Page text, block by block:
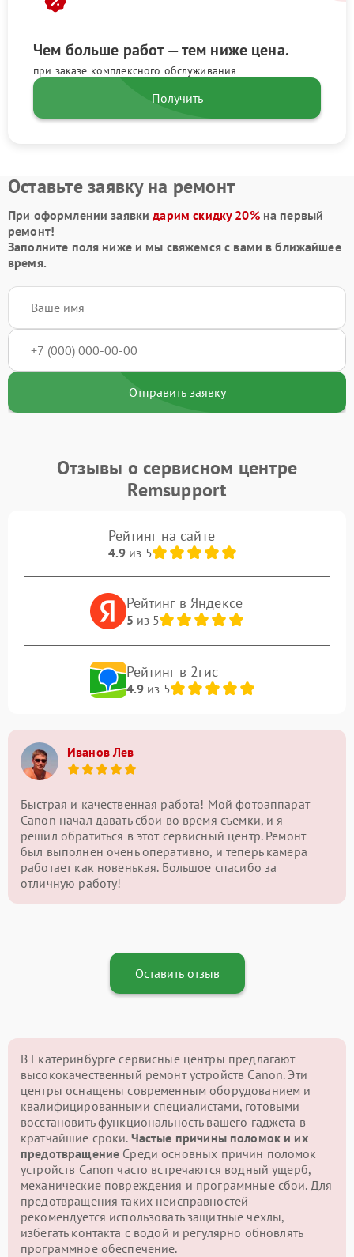
Чем больше работ — тем ниже цена.
при заказе комплексного обслуживания
Получить
Оставьте заявку на ремонт
При оформлении заявкидарим скидку 20%на первый
ремонт!
Заполните поля ниже и мы свяжемся с вами в ближайшее
время.
Отправить заявку
Отзывы о сервисном центре
Remsupport
Рейтинг на сайте
4.9из 5
Рейтинг в Яндексе
5 из 5
Рейтинг в 2гис
4.9из 5
Иванов Лев
Быстрая и качественная работа! Мой фотоаппарат
Canon начал давать сбои во время съемки, и я
решил обратиться в этот сервисный центр. Ремонт
был выполнен очень оперативно, и теперь камера
работает как новенькая. Большое спасибо за
отличную работу!
Оставить отзыв
В Екатеринбурге сервисные центры предлагают
высококачественный ремонт устройств Canon. Эти
центры оснащены современным оборудованием и
квалифицированными специалистами, готовыми
восстановить функциональность вашего гаджета в
кратчайшие сроки. Частые причины поломок и их
предотвращение Среди основных причин поломок
устройств Canon часто встречаются водный ущерб,
механические повреждения и программные сбои. Для
предотвращения таких неисправностей
рекомендуется использовать защитные чехлы,
избегать контакта с водой и регулярно обновлять
программное обеспечение.